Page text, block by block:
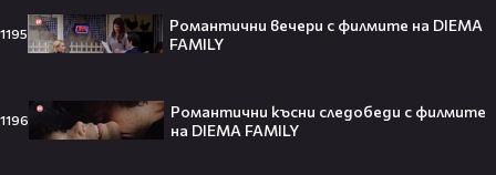
1195
Романтични вечери с филмите на DIEMA
FAMILY
1196
Романтични късни следобеди с филмите
на DIEMA FAMILY